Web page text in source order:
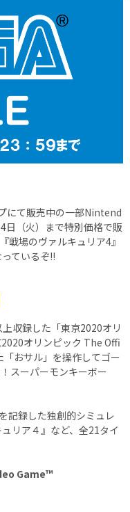
にて販売中の一部Nintend
（火）まで特別価格で販
戦場のヴァルキュリア4』
ているぞ!!
収録した「東京2020オリ
オリンピック The Offi
おサル」を操作してゴー
スーパーモンキーボー
記録した独創的シミュレ
リア４』など、全21タイ
Game™